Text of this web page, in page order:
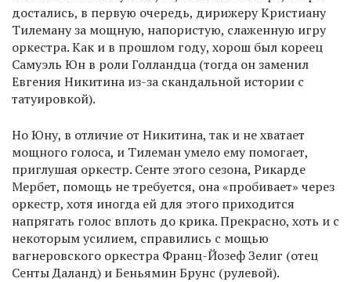
достались, в первую очередь, дирижеру Кристиану
Тилеману за мощную, напористую, слаженную игру
оркестра. Как и в прошлом году, хорош был кореец
Самуэль Юн в роли Голландца (тогда он заменил
Евгения Никитина из-за скандальной истории с
татуировкой).
Но Юну, в отличие от Никитина, так и не хватает
мощного голоса, и Тилеман умело ему помогает,
приглушая оркестр. Сенте этого сезона, Рикарде
Мербет, помощь не требуется, она «пробивает» через
оркестр, хотя иногда ей для этого приходится
напрягать голос вплоть до крика. Прекрасно, хоть и с
некоторым усилием, справились с мощью
вагнеровского оркестра Франц-Йозеф Зелиг (отец
Сенты Даланд) и Беньямин Брунс (рулевой).